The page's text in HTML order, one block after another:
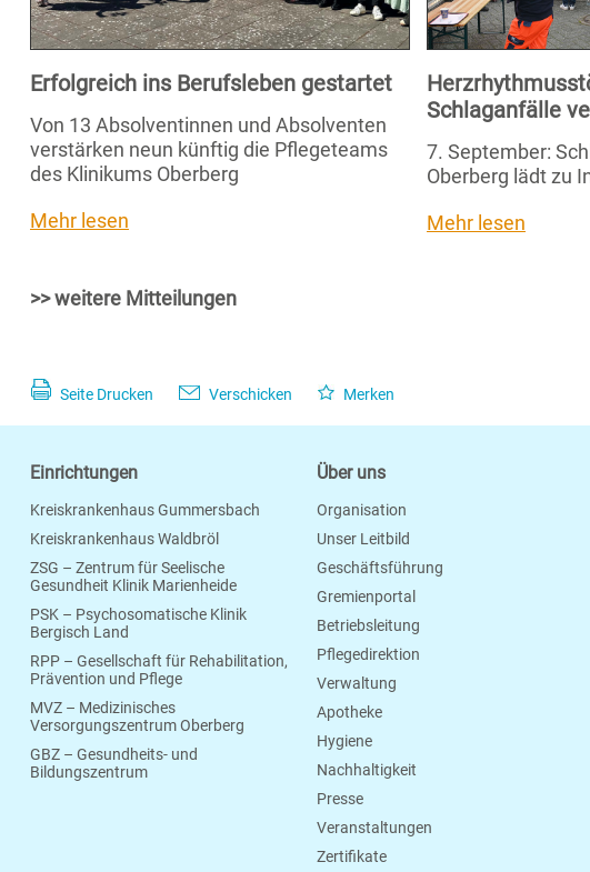
Erfolgreich ins Berufsleben gestartet
Von 13 Absolventinnen und Absolventen
verstärken neun künftig die Pflegeteams
des Klinikums Oberberg
Mehr lesen
Schlaganfälle
7. September:
Oberberg lädt zu
Mehr lesen
>> weitere Mitteilungen
Seite Drucken Verschicken Merken
Einrichtungen
Kreiskrankenhaus Gummersbach
Kreiskrankenhaus Waldbröl
ZSG – Zentrum für Seelische
Gesundheit Klinik Marienheide
PSK – Psychosomatische Klinik
Bergisch Land
RPP – Gesellschaft für Rehabilitation,
Prävention und Pflege
MVZ – Medizinisches
Versorgungszentrum Oberberg
GBZ – Gesundheits- und
Bildungszentrum
Über uns
Organisation
Unser Leitbild
Geschäftsführung
Gremienportal
Betriebsleitung
Pflegedirektion
Verwaltung
Apotheke
Hygiene
Nachhaltigkeit
Presse
Veranstaltungen
Zertifikate